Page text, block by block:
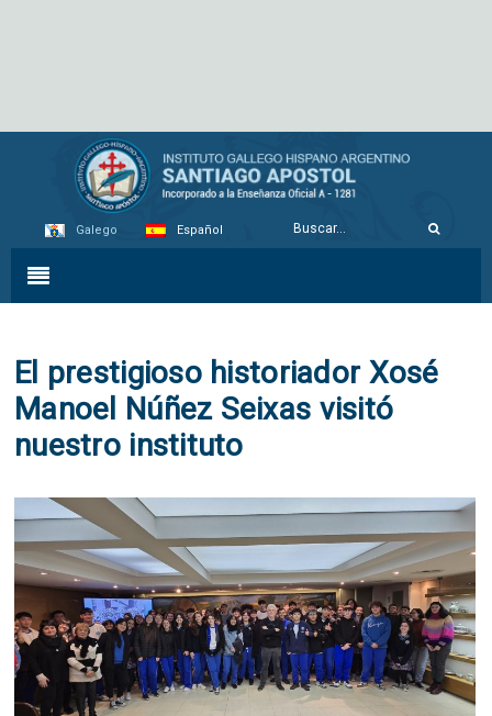
Galego Español
El prestigioso historiador Xosé
Manoel Núñez Seixas visitó
nuestro instituto